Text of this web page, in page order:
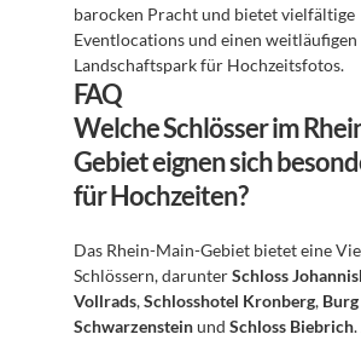
barocken Pracht und bietet vielfältige
Eventlocations und einen weitläufigen
Landschaftspark für Hochzeitsfotos.
FAQ
Welche Schlösser im
Gebiet eignen sich
für Hochzeiten?
Das Rhein-Main-Gebiet bietet eine
Schlössern, darunter Schloss
Vollrads, Schlosshotel Kronberg, Burg
Schwarzenstein und Schloss Biebrich